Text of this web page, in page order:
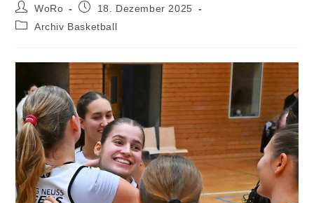
Beitrags-
Autor:
WoRo
Beitrag18. Dezember 2025
Beitrags-
Archiv Basketball